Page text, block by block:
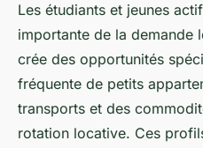
Les étudiants et jeunes
importante de la demande
crée des opportunités
fréquente de petits
transports et des
rotation locative. Ces